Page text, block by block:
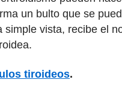
un bulto que se
simple vista, recibe el
tiroideos.